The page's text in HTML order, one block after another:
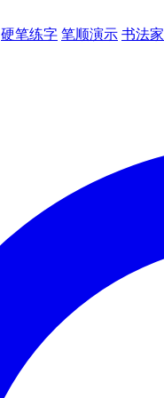
硬笔练字 笔顺演示 书法家